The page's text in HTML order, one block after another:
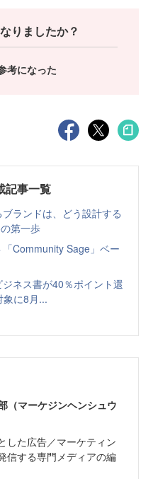
りましたか？
考になった
記事一覧
ランドは、どう設計する
第一歩
Community Sage」ベー
ネス書が40％ポイント還
に8月...
（マーケジンヘンシュウ
した広告／マーケティン
信する専門メディアの編